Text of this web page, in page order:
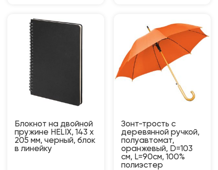
Блокнот на двойной
пружине HELIX, 143 х
205 мм, черный, блок
в линейку
Зонт-трость с
деревянной ручкой,
полуавтомат,
оранжевый, D=103
см, L=90см, 100%
полиэстер